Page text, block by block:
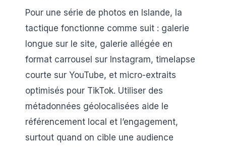
Pour une série de photos en Islande, la
tactique fonctionne comme suit : galerie
longue sur le site, galerie allégée en
format carrousel sur Instagram, timelapse
courte sur YouTube, et micro-extraits
optimisés pour TikTok. Utiliser des
métadonnées géolocalisées aide le
référencement local et l’engagement,
surtout quand on cible une audience